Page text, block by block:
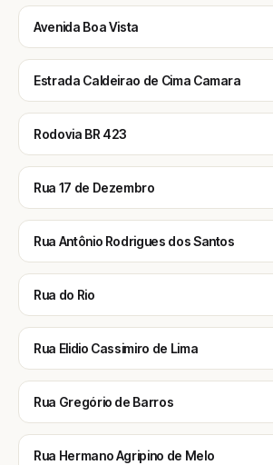
Avenida Boa Vista
Estrada Caldeirao de Cima Camara
Rodovia BR 423
Rua 17 de Dezembro
Rua Antônio Rodrigues dos Santos
Rua do Rio
Rua Elidio Cassimiro de Lima
Rua Gregório de Barros
Rua Hermano Agripino de Melo